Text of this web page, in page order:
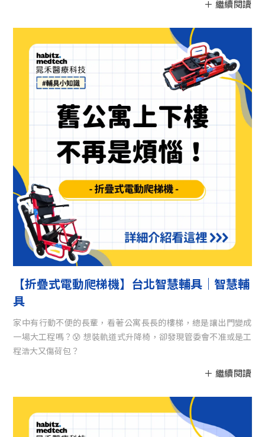
【折疊式電動爬梯機】台北智慧輔具｜智慧輔
具
家中有行動不便的長輩，看著公寓長長的樓梯，總是讓出門變成
一場大工程嗎？😰 想裝軌道式升降椅，卻發現管委會不准或是工
程浩大又傷荷包？